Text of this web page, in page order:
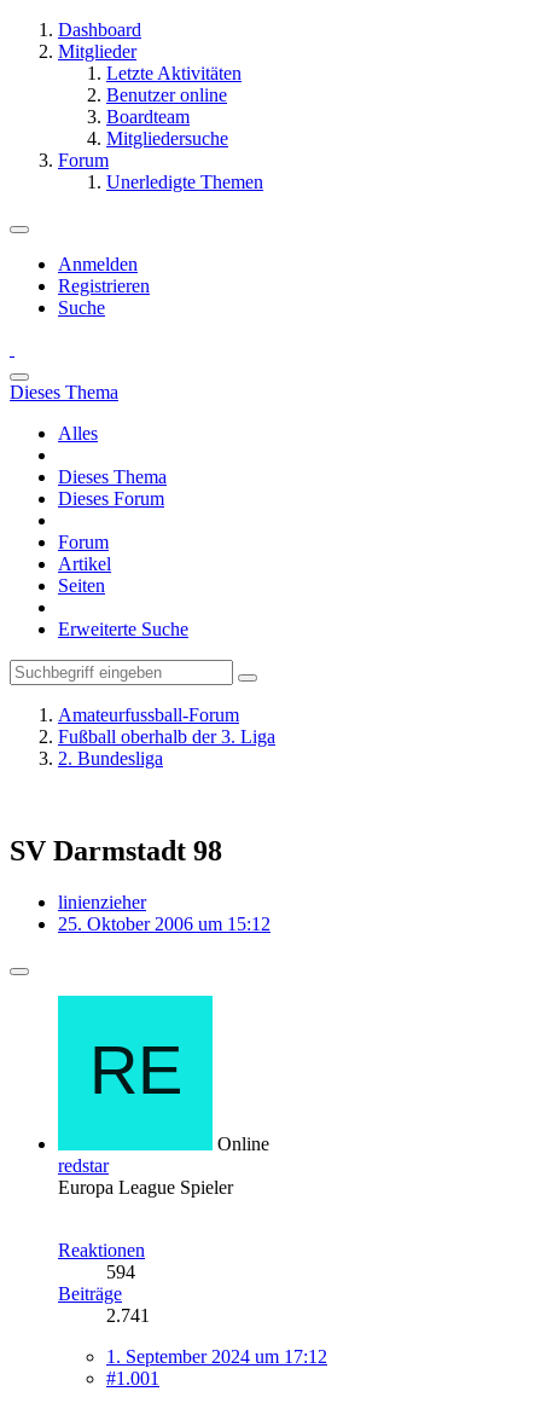
Dashboard
Mitglieder
Letzte Aktivitäten
Benutzer online
Boardteam
Mitgliedersuche
Forum
Unerledigte Themen
Anmelden
Registrieren
Suche
Dieses Thema
Alles
Dieses Thema
Dieses Forum
Forum
Artikel
Seiten
Erweiterte Suche
Amateurfussball-Forum
Fußball oberhalb der 3. Liga
2. Bundesliga
SV Darmstadt 98
linienzieher
25. Oktober 2006 um 15:12
Online
redstar
Europa League Spieler
Reaktionen
594
Beiträge
2.741
1. September 2024 um 17:12
#1.001